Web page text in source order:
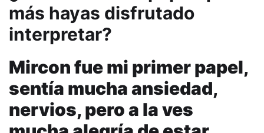
más hayas disfrutado
interpretar?
Mircon fue mi primer papel,
sentía mucha ansiedad,
nervios, pero a la ves